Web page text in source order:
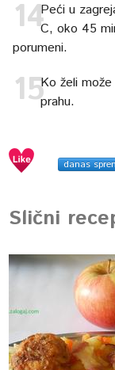
Peći u
C, oko 45
porumeni.
Ko želi
prahu.
danas
Slični